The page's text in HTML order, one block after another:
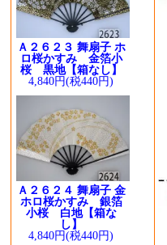
Ａ２６２３ 舞扇子 ホ
ロ桜かすみ 金箔小
桜 黒地【箱なし】
4,840円(税440円)
Ａ２６２４ 舞扇子 金
ホロ桜かすみ 銀箔
小桜 白地【箱な
し】
4,840円(税440円)